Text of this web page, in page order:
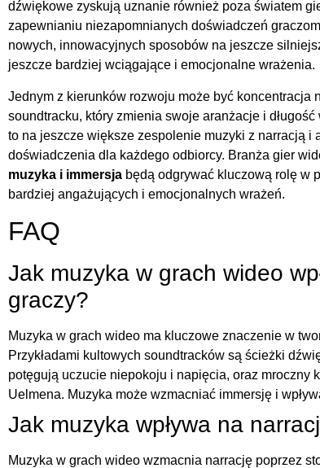
dźwiękowe zyskują uznanie również poza światem
zapewnianiu niezapomnianych doświadczeń
nowych, innowacyjnych sposobów na jeszcze
jeszcze bardziej wciągające i emocjonalne wrażenia.
Jednym z kierunków rozwoju może być
soundtracku, który zmienia swoje aranżacje i
to na jeszcze większe zespolenie muzyki z narracją
doświadczenia dla każdego odbiorcy. Branża gier
muzyka i immersja będą odgrywać kluczową rolę w
bardziej angażujących i emocjonalnych wrażeń.
FAQ
Jak muzyka w grach wideo
graczy?
Muzyka w grach wideo ma kluczowe znaczenie w
Przykładami kultowych soundtracków są ścieżki
potęgują uczucie niepokoju i napięcia, oraz mroczny
Uelmena. Muzyka może wzmacniać immersję i
Jak muzyka wpływa na
Muzyka w grach wideo wzmacnia narrację poprzez